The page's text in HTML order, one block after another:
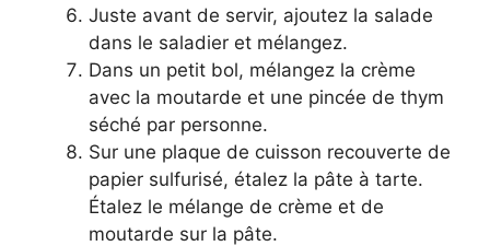
Juste avant de servir, ajoutez la salade
dans le saladier et mélangez.
Dans un petit bol, mélangez la crème
avec la moutarde et une pincée de thym
séché par personne.
Sur une plaque de cuisson recouverte de
papier sulfurisé, étalez la pâte à tarte.
Étalez le mélange de crème et de
moutarde sur la pâte.